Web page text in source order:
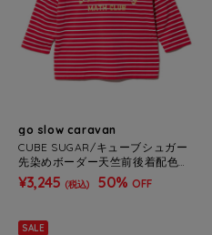
go slow caravan
CUBE SUGAR/キューブシュガー
先染めボーダー天竺前後着配色ス
テッチPO (WOMENS)
¥3,245 (税込) 50% OFF
SALE